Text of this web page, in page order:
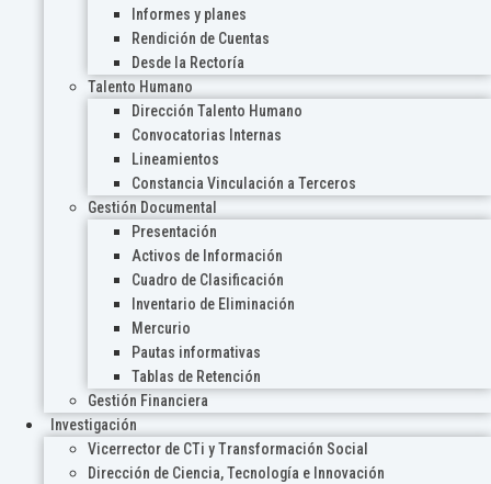
Informes y planes
Rendición de Cuentas
Desde la Rectoría
Talento Humano
Dirección Talento Humano
Convocatorias Internas
Lineamientos
Constancia Vinculación a Terceros
Gestión Documental
Presentación
Activos de Información
Cuadro de Clasificación
Inventario de Eliminación
Mercurio
Pautas informativas
Tablas de Retención
Gestión Financiera
Investigación
Vicerrector de CTi y Transformación Social
Dirección de Ciencia, Tecnología e Innovación